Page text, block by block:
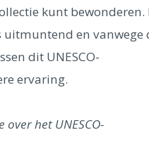
kunt bewonderen.
en vanwege
dit UNESCO-
ervaring.
het UNESCO-